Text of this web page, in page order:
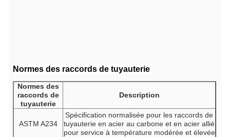
Normes des raccords de tuyauterie
Normes des
raccords de
tuyauterie
Description
ASTM A234
Spécification normalisée pour les raccords de
tuyauterie en acier au carbone et en acier allié
pour service à température modérée et élevée